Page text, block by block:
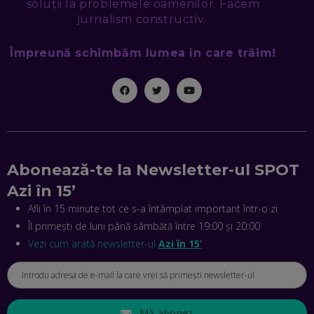
EP. 46
MIHAI CEPOI, JOBFUL: SCHIMBĂM MODUL ÎN CARE APLICI
DISPECERAT AUTOMAT DE PE PIAȚĂ! CUM POATE
REVOLUȚIONA LIVRĂRILE RAPIDE, DIN ROMÂNIA PÂNĂ ÎN
ASIA
EP. 43
MAI MEARGĂ PREA MULT CU MANȚOGĂRII! DACĂ NU NE
RESPECTĂM OBLIGAȚIILE EUROPENE, VOM AVEA
PROBLEME
EP. 42
soluții la problemele oamenilor. Facem
jurnalism constructiv.
Împreună schimbăm lumea în care trăim!
Abonează-te la Newsletter-ul SPOT
Azi în 15’
Afli în 15 minute tot ce s-a întâmplat important într-o zi
Îl primești de luni până sâmbătă între 19:00 și 20:00
Vezi cum arată newsletter-ul Azi în 15’